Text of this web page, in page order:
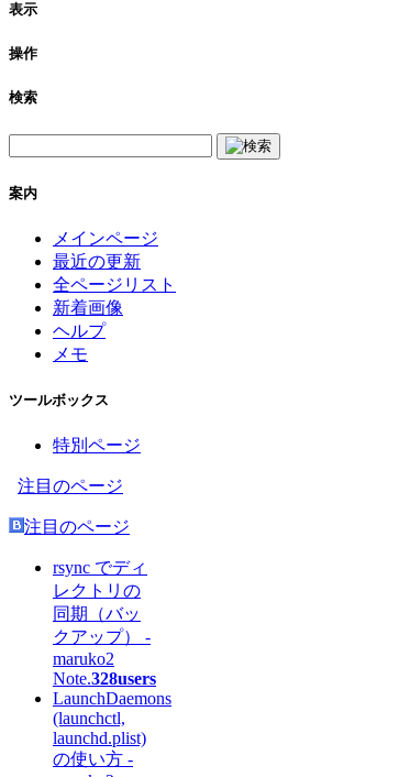
表示
操作
検索
案内
メインページ
最近の更新
全ページリスト
新着画像
ヘルプ
メモ
ツールボックス
特別ページ
注目のページ
注目のページ
rsync でディ
レクトリの
同期（バッ
クアップ） -
maruko2
Note.328users
LaunchDaemons
(launchctl,
launchd.plist)
の使い方 -